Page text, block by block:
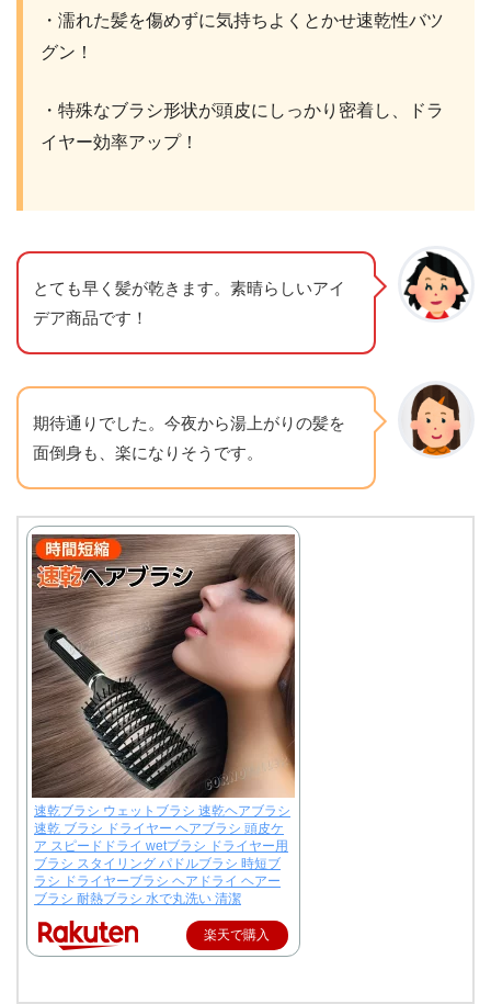
・濡れた髪を傷めずに気持ちよくとかせ速乾性バツ
グン！
・特殊なブラシ形状が頭皮にしっかり密着し、ドラ
イヤー効率アップ！
とても早く髪が乾きます。素晴らしいアイ
デア商品です！
期待通りでした。今夜から湯上がりの髪を
面倒身も、楽になりそうです。
速乾ブラシ ウェットブラシ 速乾ヘアブラシ
速乾 ブラシ ドライヤー ヘアブラシ 頭皮ケ
ア スピードドライ wetブラシ ドライヤー用
ブラシ スタイリング パドルブラシ 時短ブ
ラシ ドライヤーブラシ ヘアドライ ヘアー
ブラシ 耐熱ブラシ 水で丸洗い 清潔
楽天で購入